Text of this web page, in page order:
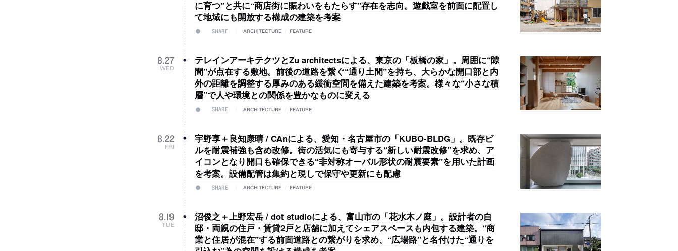
に育つ”と共に“商店街に賑わいをもたらす”存在を志向。遊戯室を前面に配置し
て地域にも開放する構成の建築を考案
SHARE ARCHITECTURE FEATURE
8.27
WED
テレインアーキテクツとZu architectsによる、東京の「板橋の家」。周囲に“隙
間”が点在する敷地。前後の道路を繋ぐ“通り土間”を持ち、大らかな開口部と内
外の距離を調整する厚みのある緩衝空間を備えた建築を考案。様々な“小さな積
層”で人や環境との関係を豊かなものに変える
SHARE ARCHITECTURE FEATURE
8.22
FRI
宇野享＋良知康晴 / CAnによる、愛知・名古屋市の「KUBO-BLDG」。既存ビ
ルを耐震補強も含め改修。街の活気にも寄与する“新しい耐震改修”を求め、ア
イコンとなり開口も確保できる“非対称オーバル形状の耐震要素”を用いた計画
を考案。設備配管は集約と現しで保守や更新にも配慮
SHARE ARCHITECTURE FEATURE
8.19
TUE
沼俊之＋上野宏岳 / dot studioによる、富山市の「花水木ノ庭」。設計者の自
邸・両親の住戸・賃貸2戸と店舗に加えてシェアスペースも内包する建築。“商
業と住居が混在”する前面道路との繋がりを求め、“広場路”と名付けた“通りを